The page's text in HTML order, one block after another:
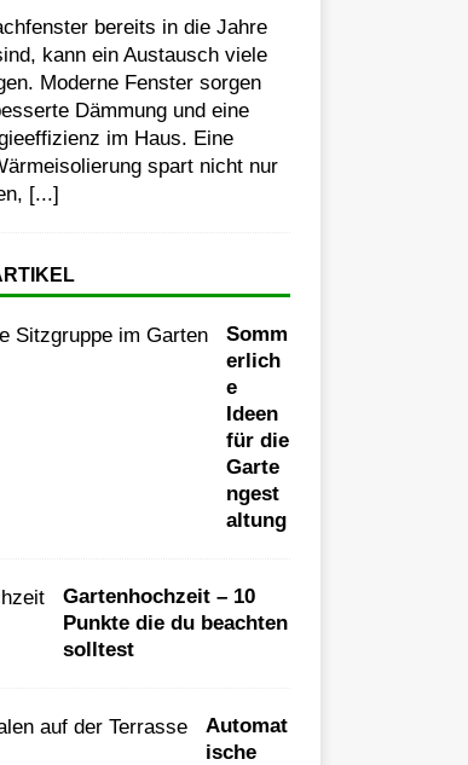
bereits in die Jahre
kann ein Austausch viele
Moderne Fenster sorgen
Dämmung und eine
im Haus. Eine
spart nicht nur
[...]
Somm
erlich
e
Ideen
für die
Garte
ngest
altung
Gartenhochzeit – 10
Punkte die du beachten
solltest
Automat
ische